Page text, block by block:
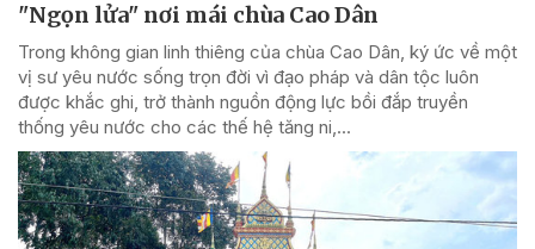
"Ngọn lửa" nơi mái chùa Cao Dân
Trong không gian linh thiêng của chùa Cao Dân, ký ức về một
vị sư yêu nước sống trọn đời vì đạo pháp và dân tộc luôn
được khắc ghi, trở thành nguồn động lực bồi đắp truyền
thống yêu nước cho các thế hệ tăng ni,...